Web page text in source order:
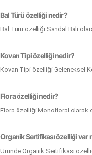
Bal Türü özelliği nedir?
Bal Türü özelliği Sandal Balı
Kovan Tipi özelliği nedir?
Kovan Tipi özelliği Geleneksel
Flora özelliği nedir?
Flora özelliği Monofloral olarak
Organik Sertifikası özelliği var
Üründe Organik Sertifikası